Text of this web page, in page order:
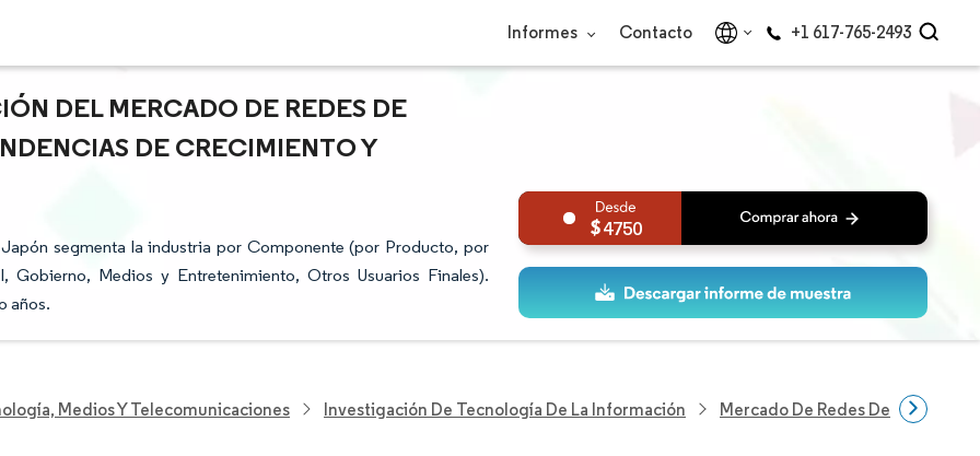
Informes Contacto +1 617-765-2493
DEL MERCADO DE REDES DE
DE CRECIMIENTO Y
segmenta la industria por Componente (por Producto, por
Gobierno, Medios y Entretenimiento, Otros Usuarios Finales).
años.
4750
Medios Y Telecomunicaciones Investigación De Tecnología De La Información Mercado De Redes De Centros